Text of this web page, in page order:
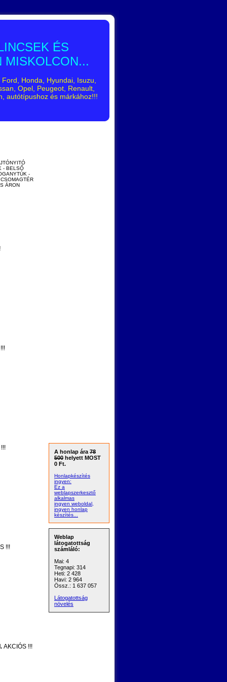
ÉS
MISKOLCON...
Honda, Hyundai, Isuzu,
Opel, Peugeot, Renault,
autótípushoz és márkához!!!
- BELSŐ
-
ÁRON
!!!
AKCIÓS !!!
A honlap ára 78
500 helyett MOST
0 Ft.
Honlapkészítés
ingyen:
Ez a
weblapszerkesztő
alkalmas
ingyen weboldal,
ingyen honlap
készítés...
Weblap
látogatottság
számláló:
Mai: 4
Tegnapi: 314
Heti: 2 428
Havi: 2 964
Össz.: 1 637 057
Látogatottság
növelés